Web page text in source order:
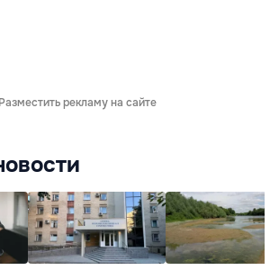
Разместить рекламу на сайте